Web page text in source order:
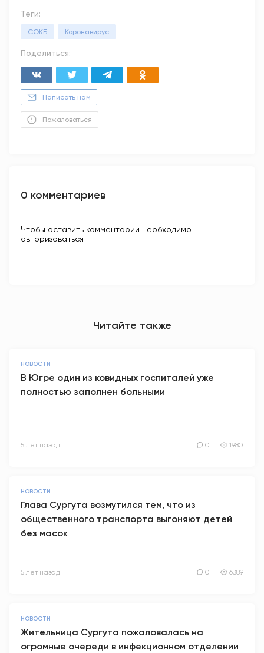
Теги:
СОКБ Коронавирус
Поделиться:
Написать нам
Пожаловаться
0 комментариев
Чтобы оставить комментарий необходимо
авторизоваться
Читайте также
НОВОСТИ
В Югре один из ковидных госпиталей уже
полностью заполнен больными
5 лет назад 0 1980
НОВОСТИ
Глава Сургута возмутился тем, что из
общественного транспорта выгоняют детей
без масок
5 лет назад 0 6389
НОВОСТИ
Жительница Сургута пожаловалась на
огромные очереди в инфекционном отделении